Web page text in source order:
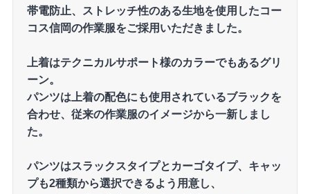
帯電防止、ストレッチ性のある生地を使用したコー
コス信岡の作業服をご採用いただきました。
上着はテクニカルサポート様のカラーでもあるグリ
ーン。
パンツは上着の配色にも使用されているブラックを
合わせ、従来の作業服のイメージから一新しまし
た。
パンツはスラックスタイプとカーゴタイプ、キャッ
プも2種類から選択できるよう用意し、